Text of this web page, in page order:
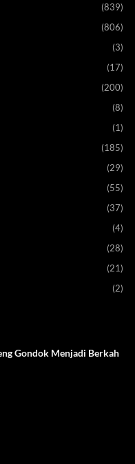
(839)
(806)
(3)
(17)
(200)
(8)
(1)
(185)
(29)
(55)
(37)
(4)
(28)
(21)
(2)
Gondok Menjadi Berkah